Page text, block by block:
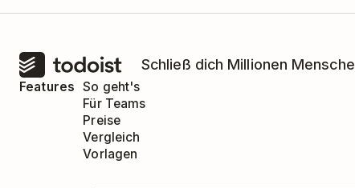
Schließ dich Millionen
Features So geht's
Für Teams
Preise
Vergleich
Vorlagen